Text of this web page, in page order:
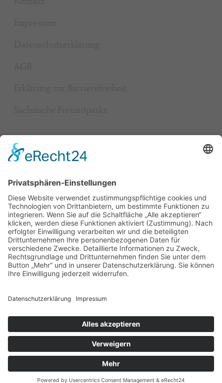
Beliebt
Baumhaushotel & Erlebnisnächte
grüngeringelter Freizeitpark
Camping
Gäste-Guests-Gość Book